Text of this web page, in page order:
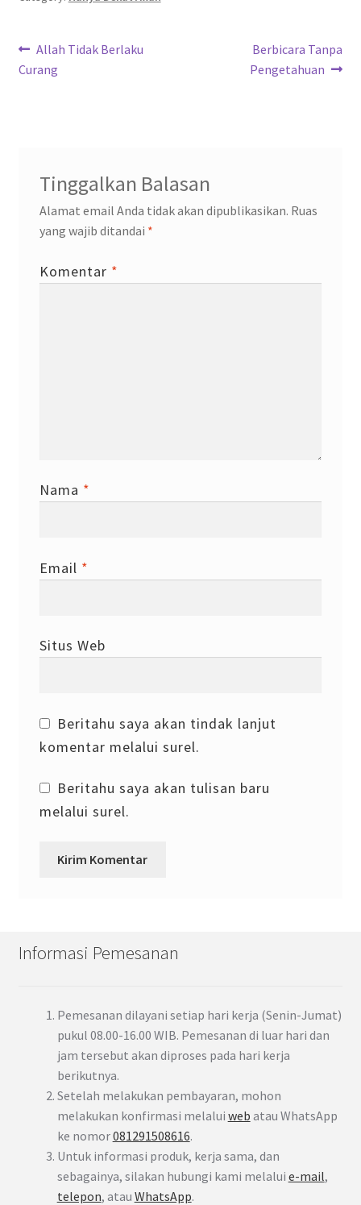
k
p
Navigasi
pos
Previous
post:
Allah Tidak Berlaku
Curang
Next
post:
Berbicara Tanpa
Pengetahuan
Tinggalkan Balasan
Alamat email Anda tidak akan dipublikasikan. Ruas
yang wajib ditandai *
Komentar *
Nama *
Email *
Situs Web
Beritahu saya akan tindak lanjut
komentar melalui surel.
Beritahu saya akan tulisan baru
melalui surel.
Informasi Pemesanan
Pemesanan dilayani setiap hari kerja (Senin-Jumat)
pukul 08.00-16.00 WIB. Pemesanan di luar hari dan
jam tersebut akan diproses pada hari kerja
berikutnya.
Setelah melakukan pembayaran, mohon
melakukan konfirmasi melalui web atau WhatsApp
ke nomor081291508616.
Untuk informasi produk, kerja sama, dan
sebagainya, silakan hubungi kami melalui e-mail,
telepon, atau WhatsApp.